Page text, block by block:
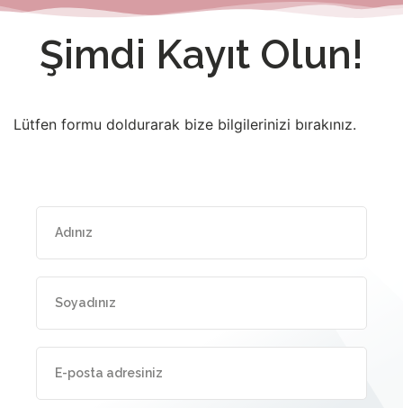
Şimdi Kayıt Olun!
Lütfen formu doldurarak bize bilgilerinizi bırakınız.